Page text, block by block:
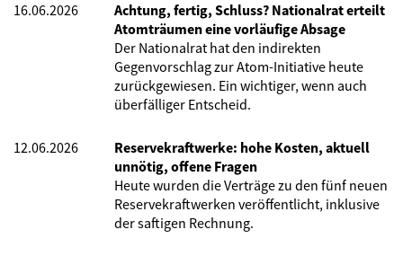
16.06.2026
Achtung, fertig, Schluss? Nationalrat erteilt
Atomträumen eine vorläufige Absage
Der Nationalrat hat den indirekten
Gegenvorschlag zur Atom-Initiative heute
zurückgewiesen. Ein wichtiger, wenn auch
überfälliger Entscheid.
12.06.2026
Reservekraftwerke: hohe Kosten, aktuell
unnötig, offene Fragen
Heute wurden die Verträge zu den fünf neuen
Reservekraftwerken veröffentlicht, inklusive
der saftigen Rechnung.